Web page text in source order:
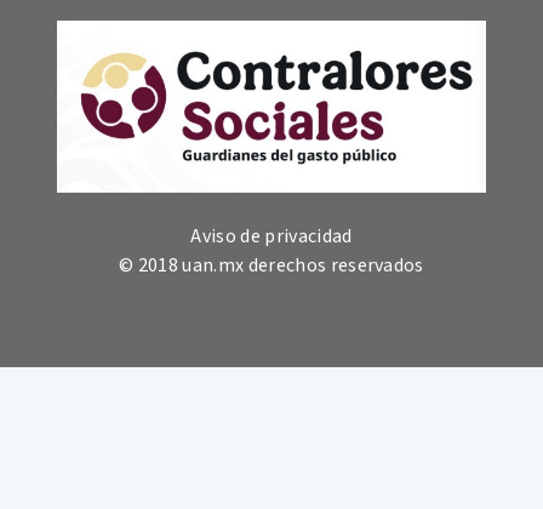
Aviso de privacidad
© 2018 uan.mx derechos reservados